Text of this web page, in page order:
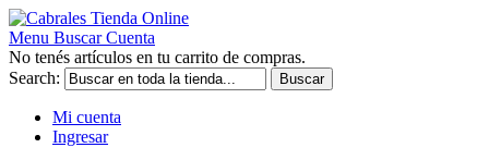
Menu Buscar Cuenta
No tenés artículos en tu carrito de compras.
Search:
Buscar
Mi cuenta
Ingresar